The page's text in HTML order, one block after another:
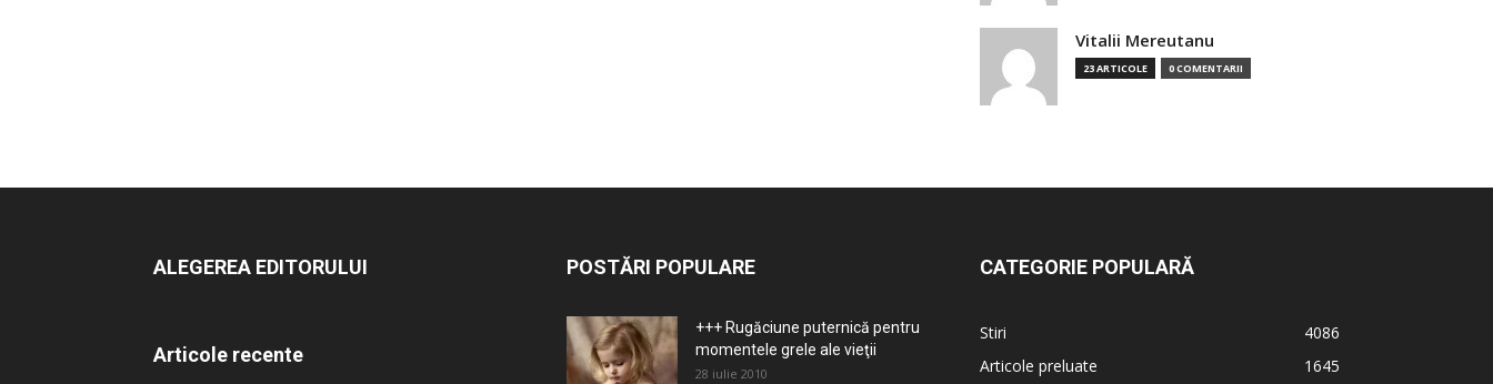
Vitalii Mereutanu
23 ARTICOLE 0 COMENTARII
ALEGEREA EDITORULUI
Articole recente
POSTĂRI POPULARE
+++ Rugăciune puternică pentru
momentele grele ale vieţii
28 iulie 2010
CATEGORIE POPULARĂ
Stiri
4086
Articole preluate
1645